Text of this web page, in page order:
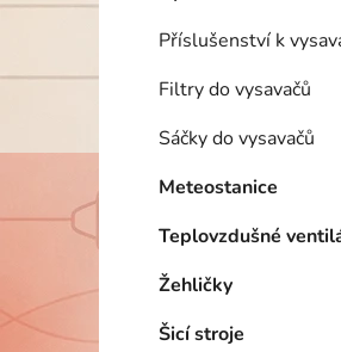
Příslušenství k
Filtry do vysavačů
Sáčky do vysavačů
Meteostanice
Teplovzdušné
Žehličky
Šicí stroje